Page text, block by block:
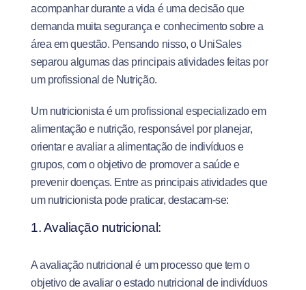
acompanhar durante a vida é uma decisão que
demanda muita segurança e conhecimento sobre a
área em questão. Pensando nisso, o UniSales
separou algumas das principais atividades feitas por
um profissional de Nutrição.
Um nutricionista é um profissional especializado em
alimentação e nutrição, responsável por planejar,
orientar e avaliar a alimentação de indivíduos e
grupos, com o objetivo de promover a saúde e
prevenir doenças. Entre as principais atividades que
um nutricionista pode praticar, destacam-se:
1. Avaliação nutricional:
A avaliação nutricional é um processo que tem o
objetivo de avaliar o estado nutricional de indivíduos